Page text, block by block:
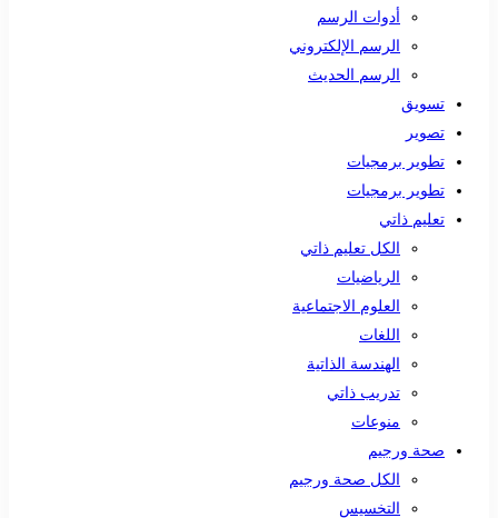
أدوات الرسم
الرسم الإلكتروني
الرسم الحديث
تسويق
تصوير
تطوير برمجيات
تطوير برمجيات
تعليم ذاتي
الكل تعليم ذاتي
الرياضيات
العلوم الاجتماعية
اللغات
الهندسة الذاتية
تدريب ذاتي
منوعات
صحة ورجيم
الكل صحة ورجيم
التخسيس